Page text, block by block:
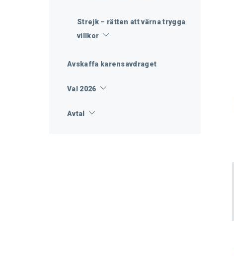
Strejk – rätten att värna trygga
villkor
Avskaffa karensavdraget
Val 2026
Avtal